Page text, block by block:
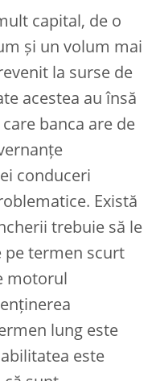
capital, de o
și un volum mai
la surse de
acestea au însă
banca are de
conduceri
Există
trebuie să le
pe termen scurt
motorul
lung este
este